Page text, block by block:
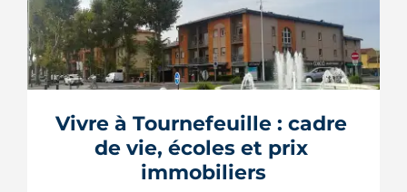
Un achat de logement neuf en VEFA
financé par un prêt à déblocages
successifs peut générer des intérêts
intercalaires, ces intérêts d'emprunt
appel de fonds. Avec des taux autour
de 3,2 % en 2026, la note grimpe vite.
Voici les leviers concrets pour r...
LIRE L'ARTICLE
Vivre à Tournefeuille : cadre
de vie, écoles et prix
immobiliers